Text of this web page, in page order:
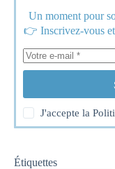
Un moment pour
👉 Inscrivez-vous
J'accepte la
Étiquettes